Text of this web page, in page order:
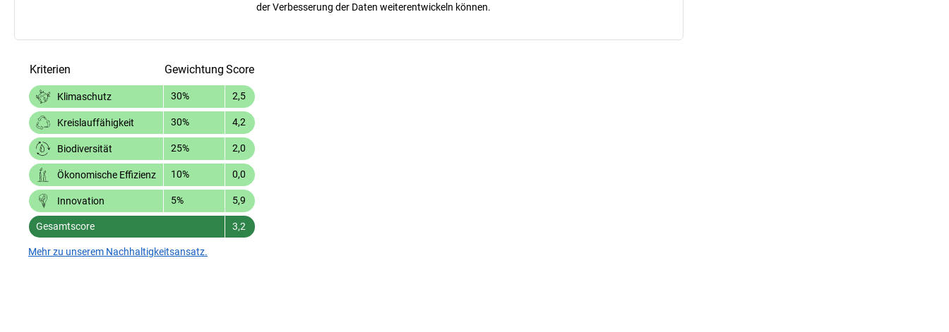
der Verbesserung der Daten weiterentwickeln können.
Kriterien Gewichtung Score
Klimaschutz 30% 2,5
Kreislauffähigkeit 30% 4,2
Biodiversität 25% 2,0
Ökonomische Effizienz 10% 0,0
Innovation 5% 5,9
Gesamtscore 3,2
Mehr zu unserem Nachhaltigkeitsansatz.